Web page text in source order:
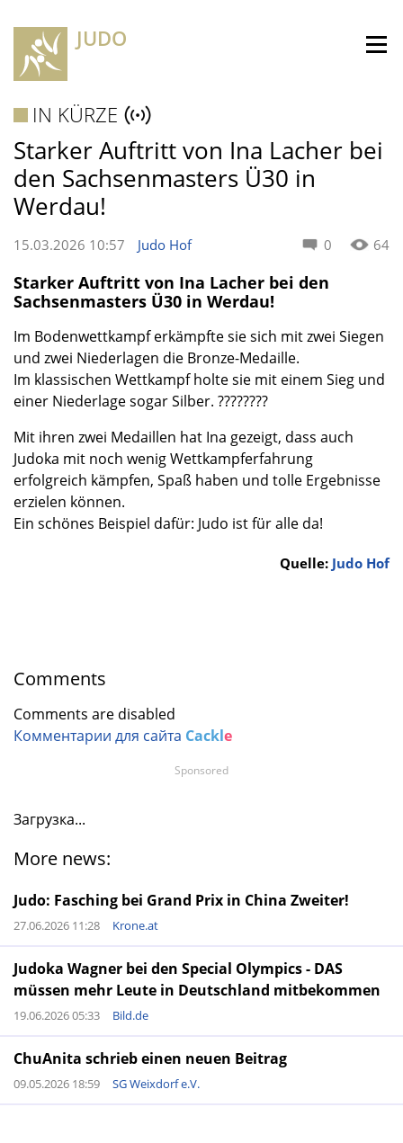
JUDO
IN KÜRZE
Starker Auftritt von Ina Lacher bei
den Sachsenmasters Ü30 in
Werdau!
0 64
15.03.2026 10:57 Judo Hof
Starker Auftritt von Ina Lacher bei den
Sachsenmasters Ü30 in Werdau!
Im Bodenwettkampf erkämpfte sie sich mit zwei Siegen
und zwei Niederlagen die Bronze-Medaille.
Im klassischen Wettkampf holte sie mit einem Sieg und
einer Niederlage sogar Silber. ????????
Mit ihren zwei Medaillen hat Ina gezeigt, dass auch
Judoka mit noch wenig Wettkampferfahrung
erfolgreich kämpfen, Spaß haben und tolle Ergebnisse
erzielen können.
Ein schönes Beispiel dafür: Judo ist für alle da!
Quelle: Judo Hof
Comments
Comments are disabled
Комментарии для сайта Cackle
Загрузка...
More news:
Judo: Fasching bei Grand Prix in China Zweiter!
27.06.2026 11:28 Krone.at
Judoka Wagner bei den Special Olympics - DAS
müssen mehr Leute in Deutschland mitbekommen
19.06.2026 05:33 Bild.de
ChuAnita schrieb einen neuen Beitrag
09.05.2026 18:59 SG Weixdorf e.V.
Sponsored